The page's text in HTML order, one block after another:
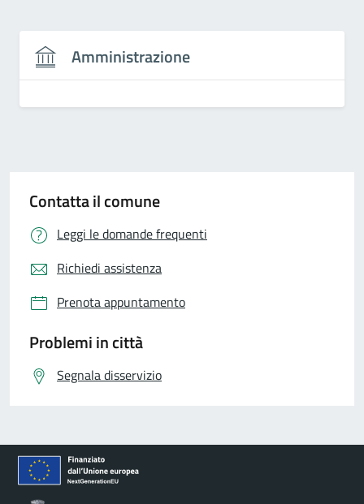
Amministrazione
Contatta il comune
Leggi le domande frequenti
Richiedi assistenza
Prenota appuntamento
Problemi in città
Segnala disservizio